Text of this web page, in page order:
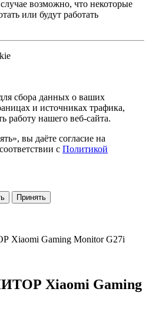
возможно, что некоторые
или будут работать
сбора данных о ваших
и источниках трафика,
работу нашего веб-сайта.
вы даёте согласие на
с Политикой
Принять
Gaming Monitor G27i
Xiaomi Gaming